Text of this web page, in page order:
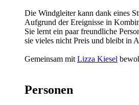
Die Windgleiter kann dank eines
Aufgrund der Ereignisse in
Sie lernt ein paar freundliche
sie vieles nicht Preis und bleibt in
Gemeinsam mit Lizza Kiesel
Personen